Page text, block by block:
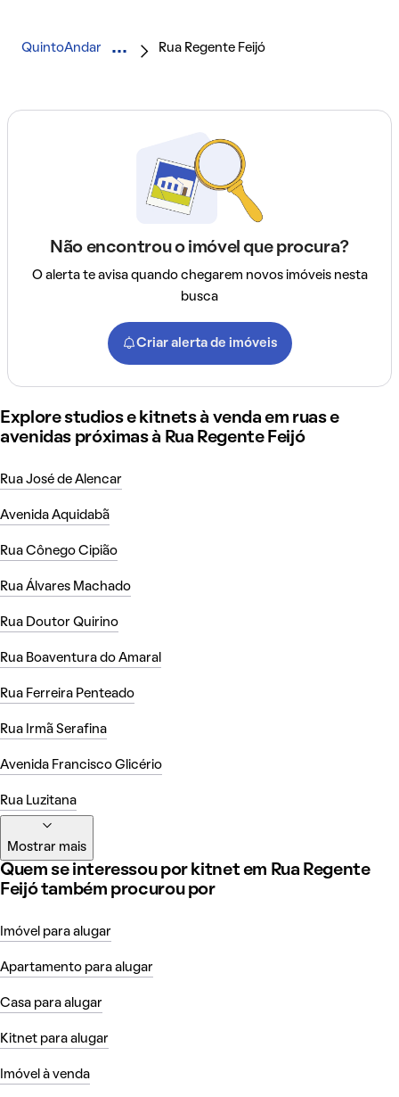
QuintoAndar Rua Regente Feijó
Não encontrou o imóvel que procura?
O alerta te avisa quando chegarem novos imóveis nesta
busca
Criar alerta de imóveis
Explore studios e kitnets à venda em ruas e
avenidas próximas à Rua Regente Feijó
Rua José de Alencar
Avenida Aquidabã
Rua Cônego Cipião
Rua Álvares Machado
Rua Doutor Quirino
Rua Boaventura do Amaral
Rua Ferreira Penteado
Rua Irmã Serafina
Avenida Francisco Glicério
Rua Luzitana
Mostrar mais
Quem se interessou por kitnet em Rua Regente
Feijó também procurou por
Imóvel para alugar
Apartamento para alugar
Casa para alugar
Kitnet para alugar
Imóvel à venda